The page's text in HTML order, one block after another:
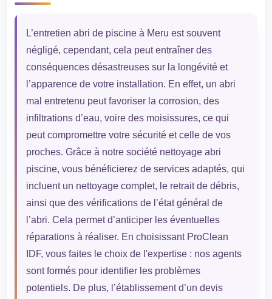
L’entretien abri de piscine à Meru est souvent
négligé, cependant, cela peut entraîner des
conséquences désastreuses sur la longévité et
l’apparence de votre installation. En effet, un abri
mal entretenu peut favoriser la corrosion, des
infiltrations d’eau, voire des moisissures, ce qui
peut compromettre votre sécurité et celle de vos
proches. Grâce à notre société nettoyage abri
piscine, vous bénéficierez de services adaptés, qui
incluent un nettoyage complet, le retrait de débris,
ainsi que des vérifications de l’état général de
l’abri. Cela permet d’anticiper les éventuelles
réparations à réaliser. En choisissant ProClean
IDF, vous faites le choix de l'expertise : nos agents
sont formés pour identifier les problèmes
potentiels. De plus, l’établissement d’un devis